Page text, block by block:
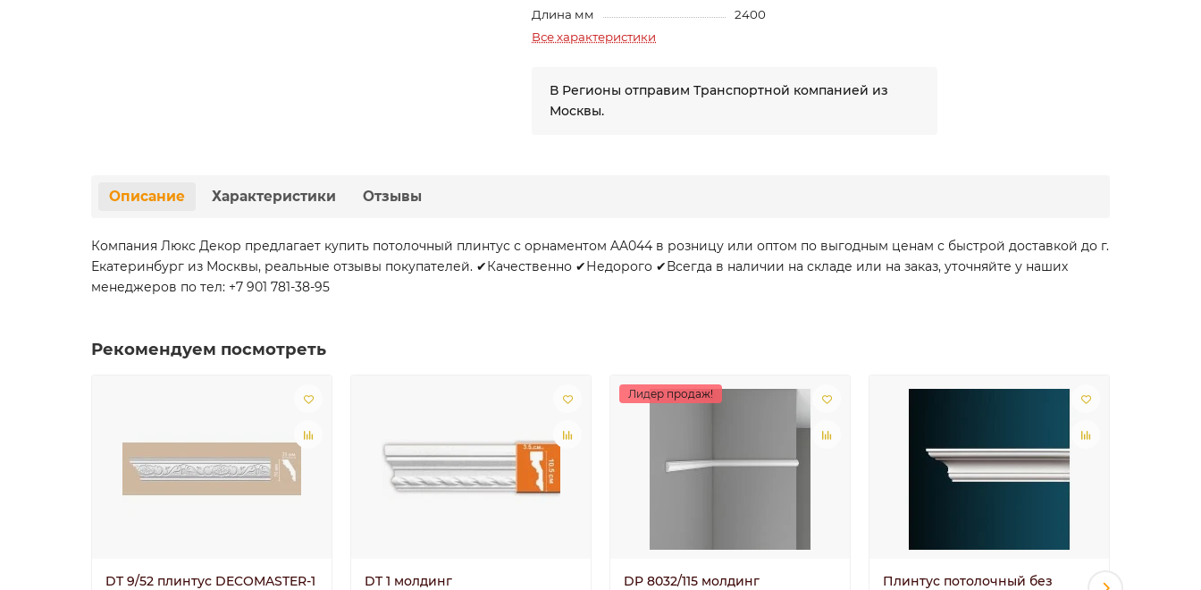
Длина мм
2400
Все характеристики
В Регионы отправим Транспортной компанией из
Москвы.
Описание Характеристики Отзывы
Компания Люкс Декор предлагает купить потолочный плинтус с орнаментом AA044 в розницу или оптом по выгодным ценам с быстрой доставкой до г.
Екатеринбург из Москвы, реальные отзывы покупателей. ✔Качественно ✔Недорого ✔Всегда в наличии на складе или на заказ, уточняйте у наших
менеджеров по тел: +7 901 781-38-95
Рекомендуем посмотреть
DT 9/52 плинтус DECOMASTER-1
DT 1 молдинг
Лидер продаж!
DP 8032/115 молдинг
Плинтус потолочный без